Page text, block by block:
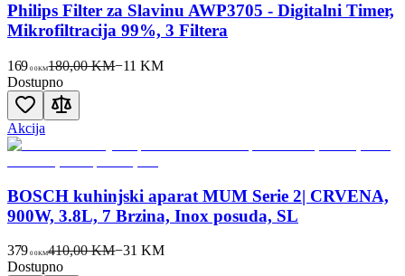
Philips Filter za Slavinu AWP3705 - Digitalni Timer,
Mikrofiltracija 99%, 3 Filtera
169 00KM180,00 KM−11 KM
Dostupno
Akcija
BOSCH kuhinjski aparat MUM Serie 2| CRVENA,
900W, 3.8L, 7 Brzina, Inox posuda, SL
379 00KM410,00 KM−31 KM
Dostupno